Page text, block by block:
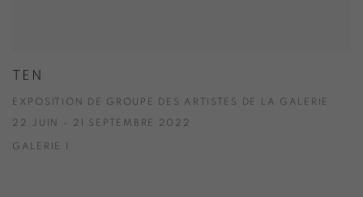
TEN
EXPOSITION DE GROUPE DES ARTISTES DE LA GALERIE
22 JUIN - 21 SEPTEMBRE 2022
GALERIE 1